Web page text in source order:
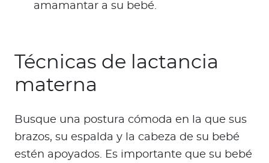
amamantar a su bebé.
Técnicas de lactancia
materna
Busque una postura cómoda en la que sus
brazos, su espalda y la cabeza de su bebé
estén apoyados. Es importante que su bebé